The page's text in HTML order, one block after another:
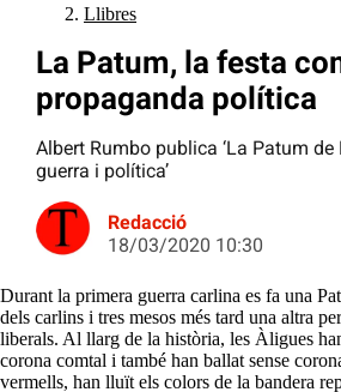
Llibres
La Patum, la festa
propaganda política
Albert Rumbo publica ‘La Patum de
guerra i política’
Redacció
18/03/2020 10:30
Durant la primera guerra carlina es fa una
dels carlins i tres mesos més tard una altra
liberals. Al llarg de la història, les Àligues
corona comtal i també han ballat sense
vermells, han lluït els colors de la bandera